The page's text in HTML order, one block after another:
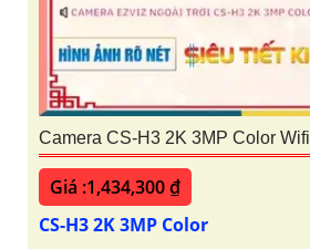
Camera CS-H3 2K 3MP Color Wifi
Giá :1,434,300 ₫
CS-H3 2K 3MP Color